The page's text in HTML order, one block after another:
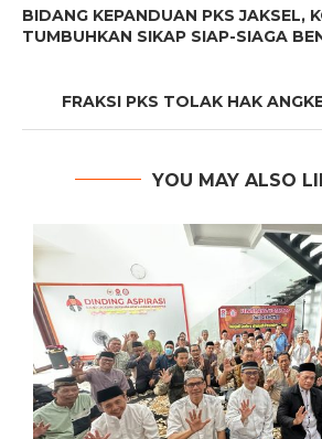
BIDANG KEPANDUAN PKS JAKSEL,
TUMBUHKAN SIKAP SIAP-SIAGA
FRAKSI PKS TOLAK HAK
YOU MAY ALSO